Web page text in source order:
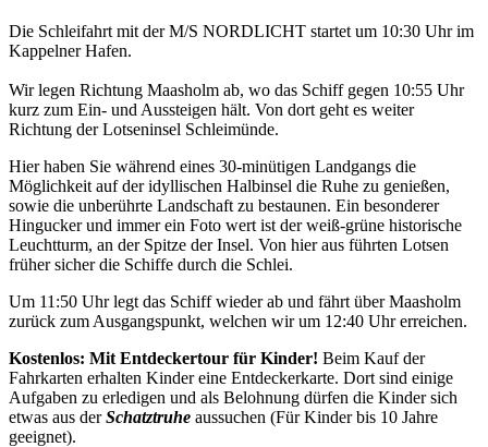
Die Schleifahrt mit der M/S NORDLICHT startet um 10:30 Uhr im
Kappelner Hafen.
Wir legen Richtung Maasholm ab, wo das Schiff gegen 10:55 Uhr
kurz zum Ein- und Aussteigen hält. Von dort geht es weiter
Richtung der Lotseninsel Schleimünde.
Hier haben Sie während eines 30-minütigen Landgangs die
Möglichkeit auf der idyllischen Halbinsel die Ruhe zu genießen,
sowie die unberührte Landschaft zu bestaunen. Ein besonderer
Hingucker und immer ein Foto wert ist der weiß-grüne historische
Leuchtturm, an der Spitze der Insel. Von hier aus führten Lotsen
früher sicher die Schiffe durch die Schlei.
Um 11:50 Uhr legt das Schiff wieder ab und fährt über Maasholm
zurück zum Ausgangspunkt, welchen wir um 12:40 Uhr erreichen.
Kostenlos: Mit Entdeckertour für Kinder! Beim Kauf der
Fahrkarten erhalten Kinder eine Entdeckerkarte. Dort sind einige
Aufgaben zu erledigen und als Belohnung dürfen die Kinder sich
etwas aus derSchatztruhe aussuchen (Für Kinder bis 10 Jahre
geeignet).